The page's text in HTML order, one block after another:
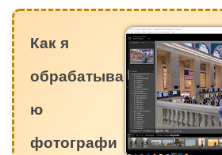
Как я
обрабатыва
ю
фотографи